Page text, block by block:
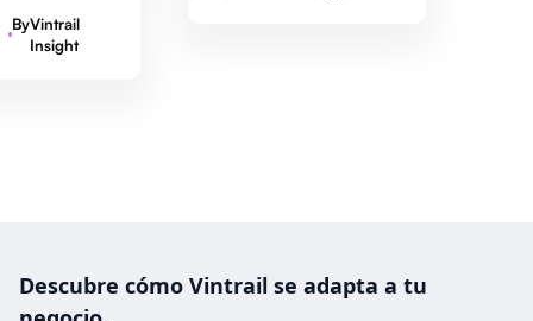
ByVintrail
Insight
Descubre cómo Vintrail se adapta a tu